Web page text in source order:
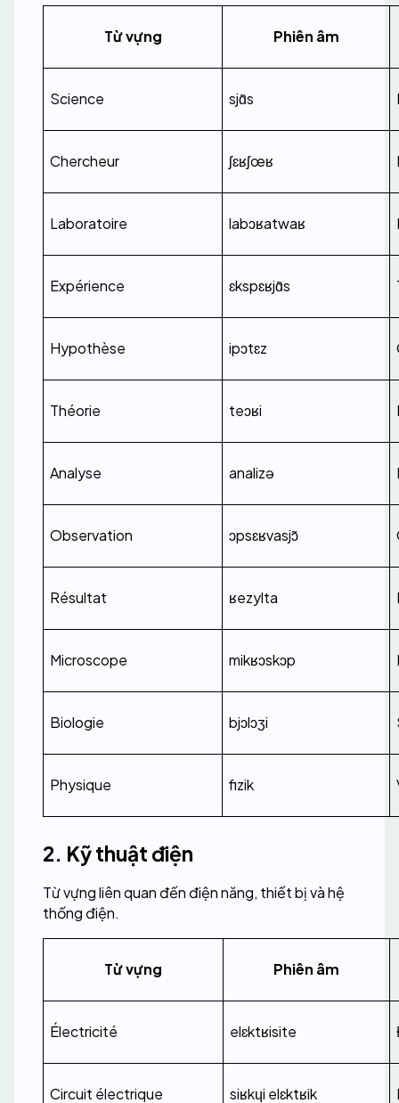
Từ vựng Phiên âm
Science sjɑ̃s
Chercheur ʃɛʁʃœʁ
Laboratoire labɔʁatwaʁ
Expérience ɛkspɛʁjɑ̃s
Hypothèse ipɔtɛz
Théorie teɔʁi
Analyse analizə
Observation ɔpsɛʁvasjɔ̃
Résultat ʁezylta
Microscope mikʁɔskɔp
Biologie bjɔlɔʒi
Physique fizik
2. Kỹ thuật điện
Từ vựng liên quan đến điện năng, thiết bị và hệ
thống điện.
Từ vựng Phiên âm
Électricité elɛktʁisite
Circuit électrique siʁkɥi elɛktʁik